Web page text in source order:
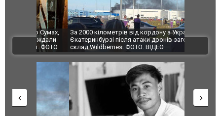
За 2000 кілометрів від кордону з Україною: в
Єкатеринбурзі після атаки дронів загорівся
склад Wildberries. ФОТО. ВІДЕО
"Мої
ВІДЕО